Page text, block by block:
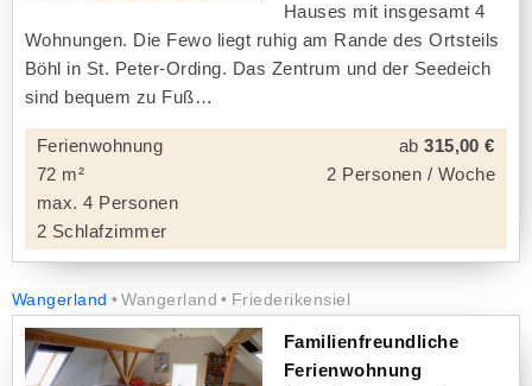
Hauses mit insgesamt 4
Wohnungen. Die Fewo liegt ruhig am Rande des Ortsteils
Böhl in St. Peter-Ording. Das Zentrum und der Seedeich
sind bequem zu Fuß
Ferienwohnung
72 m²
max. 4 Personen
2 Schlafzimmer
ab315,00 €
2 Personen / Woche
Wangerland Wangerland Friederikensiel
Familienfreundliche
Ferienwohnung